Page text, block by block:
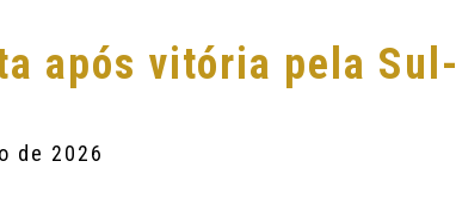
após vitória pela Sul-
de 2026